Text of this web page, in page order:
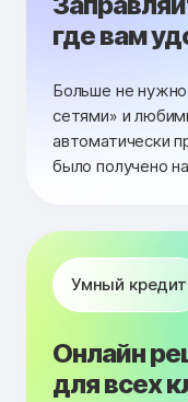
где вам
Больше не
сетями» и
автоматически
было получено
Умный кредит
Онлайн
для всех